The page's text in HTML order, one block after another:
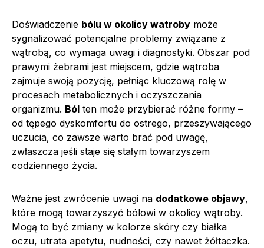
Doświadczenie bólu w okolicy watroby może
sygnalizować potencjalne problemy związane z
wątrobą, co wymaga uwagi i diagnostyki. Obszar pod
prawymi żebrami jest miejscem, gdzie wątroba
zajmuje swoją pozycję, pełniąc kluczową rolę w
procesach metabolicznych i oczyszczania
organizmu. Ból ten może przybierać różne formy –
od tępego dyskomfortu do ostrego, przeszywającego
uczucia, co zawsze warto brać pod uwagę,
zwłaszcza jeśli staje się stałym towarzyszem
codziennego życia.
Ważne jest zwrócenie uwagi na dodatkowe objawy,
które mogą towarzyszyć bólowi w okolicy wątroby.
Mogą to być zmiany w kolorze skóry czy białka
oczu, utrata apetytu, nudności, czy nawet żółtaczka.